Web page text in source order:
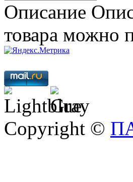
Описание
товара можно
Copyright ©